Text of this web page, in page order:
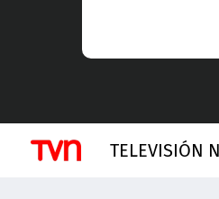
TELEVISIÓN